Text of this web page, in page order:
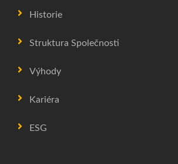
Historie
Struktura Společnosti
Výhody
Kariéra
ESG